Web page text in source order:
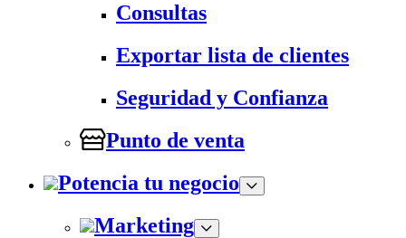
Consultas
Exportar lista de clientes
Seguridad y Confianza
Punto de venta
Potencia tu negocio
Marketing